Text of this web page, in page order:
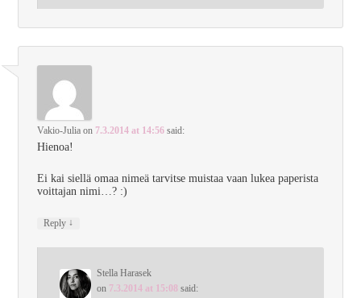
Vakio-Julia on 7.3.2014 at 14:56 said:
Hienoa!
Ei kai siellä omaa nimeä tarvitse muistaa vaan lukea paperista
voittajan nimi…? :)
Reply ↓
Stella Harasek
on 7.3.2014 at 15:08 said: